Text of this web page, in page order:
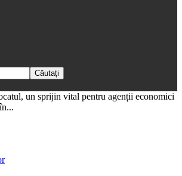
un sprijin vital pentru agenții economici